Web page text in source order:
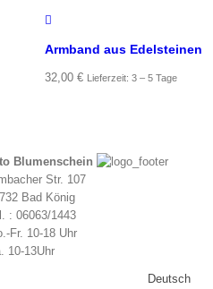
Armband aus Edelsteinen
32,00 € Lieferzeit: 3 – 5 Tage
Blumenschein
Str. 107
Bad König
: 06063/1443
Fr. 10-18 Uhr
10-13Uhr
Deutsch